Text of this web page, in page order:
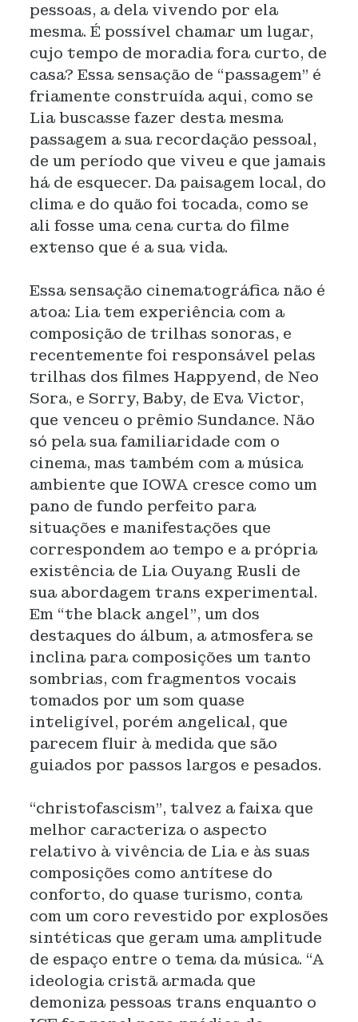
pessoas, a dela vivendo por ela
mesma. É possível chamar um lugar,
cujo tempo de moradia fora curto, de
casa? Essa sensação de “passagem” é
friamente construída aqui, como se
Lia buscasse fazer desta mesma
passagem a sua recordação pessoal,
de um período que viveu e que jamais
há de esquecer. Da paisagem local, do
clima e do quão foi tocada, como se
ali fosse uma cena curta do filme
extenso que é a sua vida.
Essa sensação cinematográfica não é
atoa: Lia tem experiência com a
composição de trilhas sonoras, e
recentemente foi responsável pelas
trilhas dos filmes Happyend, de Neo
Sora, e Sorry, Baby, de Eva Victor,
que venceu o prêmio Sundance. Não
só pela sua familiaridade com o
cinema, mas também com a música
ambiente que IOWA cresce como um
pano de fundo perfeito para
situações e manifestações que
correspondem ao tempo e a própria
existência de Lia Ouyang Rusli de
sua abordagem trans experimental.
Em “the black angel”, um dos
destaques do álbum, a atmosfera se
inclina para composições um tanto
sombrias, com fragmentos vocais
tomados por um som quase
inteligível, porém angelical, que
parecem fluir à medida que são
guiados por passos largos e pesados.
“christofascism”, talvez a faixa que
melhor caracteriza o aspecto
relativo à vivência de Lia e às suas
composições como antítese do
conforto, do quase turismo, conta
com um coro revestido por explosões
sintéticas que geram uma amplitude
de espaço entre o tema da música. “A
ideologia cristã armada que
demoniza pessoas trans enquanto o